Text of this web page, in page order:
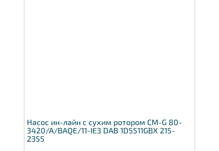
Насос ин-лайн с сухим ротором CM-G 80-
3420/A/BAQE/11-IE3 DAB 1D5511GBX 215-
2355